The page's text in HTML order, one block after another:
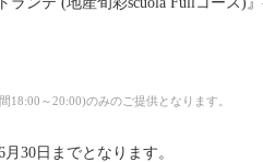
～20:00)のみのご提供となります。
30日までとなります。